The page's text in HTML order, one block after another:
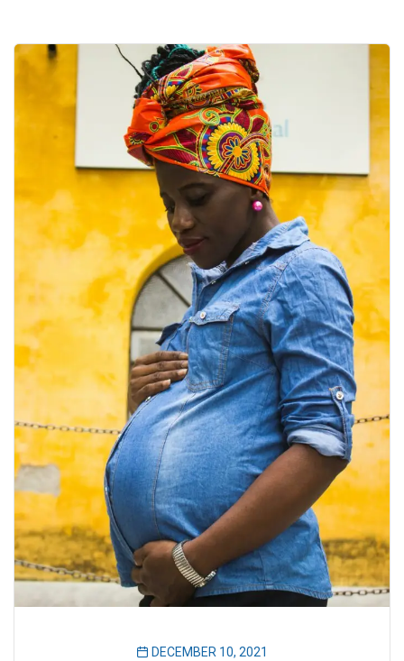
DECEMBER 10, 2021